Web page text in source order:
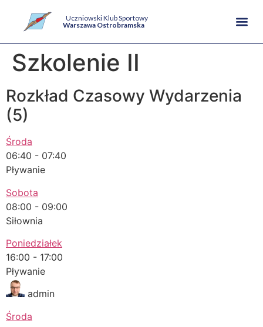
Uczniowski Klub Sportowy
Warszawa Ostrobramska
Szkolenie II
Rozkład Czasowy Wydarzenia
(5)
Środa
06:40 - 07:40
Pływanie
Sobota
08:00 - 09:00
Siłownia
Poniedziałek
16:00 - 17:00
Pływanie
admin
Środa